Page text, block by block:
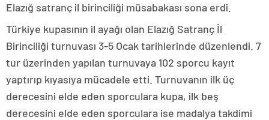
Elazığ satranç il birinciliği müsabakası sona erdi.
Türkiye kupasının il ayağı olan Elazığ Satranç İl
Birinciliği turnuvası 3-5 Ocak tarihlerinde düzenlendi. 7
tur üzerinden yapılan turnuvaya 102 sporcu kayıt
yaptırıp kıyasıya mücadele etti. Turnuvanın ilk üç
derecesini elde eden sporculara kupa, ilk beş
derecesini elde eden sporculara ise madalya takdimi